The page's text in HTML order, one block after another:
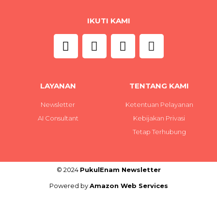
IKUTI KAMI
LAYANAN
Newsletter
AI Consultant
TENTANG KAMI
Ketentuan Pelayanan
Kebijakan Privasi
Tetap Terhubung
© 2024 PukulEnam Newsletter
Powered byAmazon Web Services